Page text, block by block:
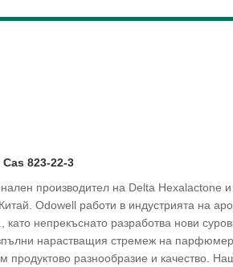
823-22-3
производител на Delta Hexalactone и
Odowell работи в индустрията на
като непрекъснато разработва нови
нарастващия стремеж на
продуктово разнообразие и качество.